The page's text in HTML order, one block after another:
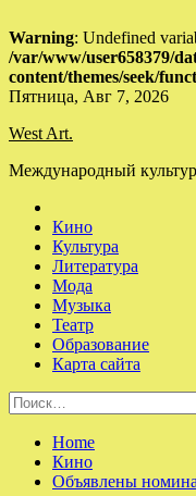
Warning: Undefined
/var/www/user658379/
content/themes/seek/
Skip
content
Пятница, Авг 7, 2026
West Art.
Международный
Кино
Культура
Литература
Мода
Музыка
Театр
Образование
Карта сайта
Найти:
Home
Кино
Объявлены